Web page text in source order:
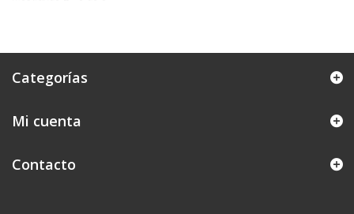
Categorías
Mi cuenta
Contacto